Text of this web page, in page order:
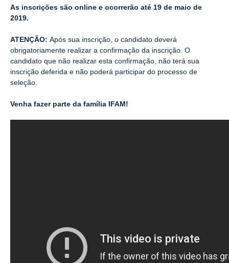
As inscrições são online e ocorrerão até 19 de maio de
2019.
ATENÇÃO: Após sua inscrição, o candidato deverá
obrigatoriamente realizar a confirmação da inscrição. O
candidato que não realizar esta confirmação, não terá sua
inscrição deferida e não poderá participar do processo de
seleção.
Venha fazer parte da família IFAM!